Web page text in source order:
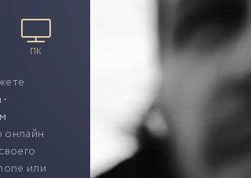
ПК
онлайн
или